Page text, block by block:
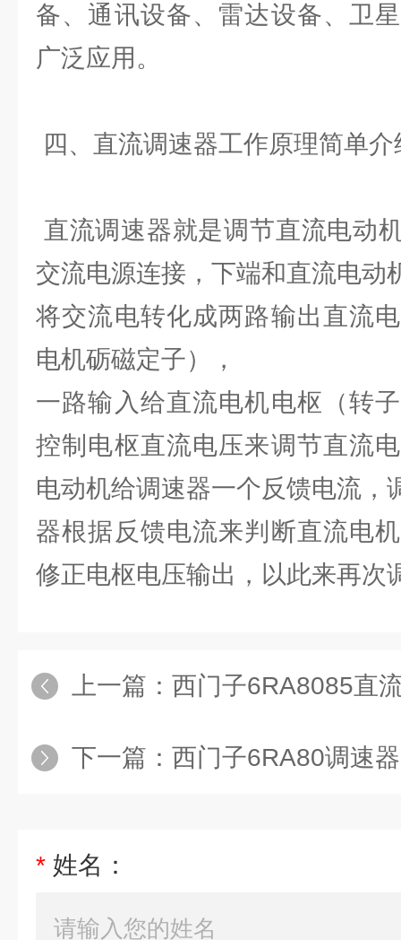
备、通讯设备、雷达设备、卫
广泛应用。
四、直流调速器工作原理简单介
直流调速器就是调节直流电动
交流电源连接，下端和直流电动
将交流电转化成两路输出直流
电机砺磁定子），
一路输入给直流电机电枢（转
控制电枢直流电压来调节直流
电动机给调速器一个反馈电流，
器根据反馈电流来判断直流电
修正电枢电压输出，以此来再次
上一篇： 西门子6RA8085直
下一篇： 西门子6RA80调速器开
* 姓名：